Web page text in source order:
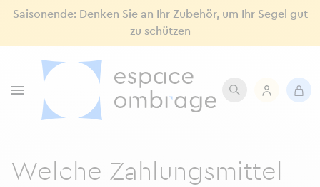
Saisonende: Denken Sie an Ihr Zubehör, um Ihr Segel gut
zu schützen

Welche Zahlungsmittel